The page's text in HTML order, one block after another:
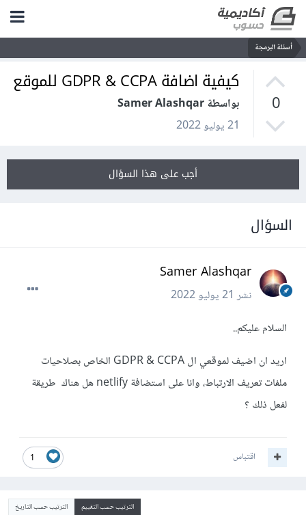
أسئلة البرمجة
0
كيفية اضافة GDPR & CCPA للموقع
بواسطة Samer Alashqar
21 يوليو 2022
أجب على هذا السؤال
السؤال
Samer Alashqar
نشر21 يوليو 2022
السلام عليكم..
اريد ان اضيف لموقعي ال GDPR & CCPA الخاص بصلاحيات
ملفات تعريف الارتباط، وانا على استضافة netlify هل هناك طريقة
لفعل ذلك ؟
1 اقتباس
الترتيب حسب التقييم الترتيب حسب التاريخ